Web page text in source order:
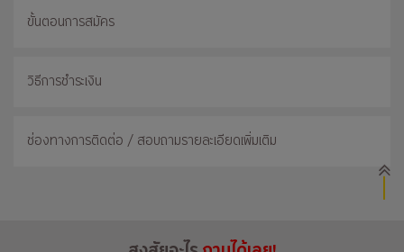
ขั้นตอนการสมัคร
วิธีการชำระเงิน
ช่องทางการติดต่อ / สอบถามรายละเอียดเพิ่มเติม